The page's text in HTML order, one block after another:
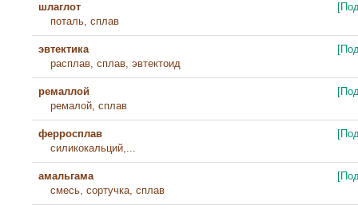
шлаглот
поталь, сплав
эвтектика
расплав, сплав, эвтектоид
ремаллой
ремалой, сплав
ферросплав
силикокальций,...
амальгама
смесь, сортучка, сплав